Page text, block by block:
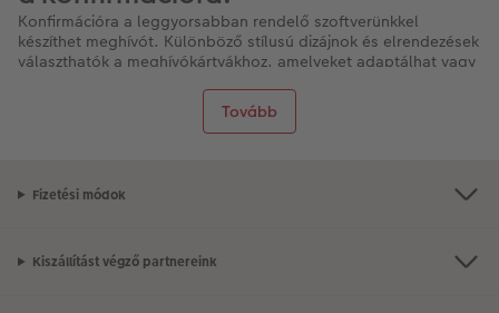
Tovább
Konfirmációra a leggyorsabban rendelő szoftverünkkel
készíthet meghívót. Különböző stílusú dizájnok és elrendezések
választhatók a meghívókártyákhoz, amelyeket adaptálhat vagy
gyermek vagy felnőtt fényképe teszi sablonunkat egyedivé.
Így tervezhet néhány lépésben
Nyissa meg online a CEWE rendelőfelületét, vagy töltse
A szerkesztőablakban egyszerre tekinthet át mindent: a
Fizetési módok
Kiszállítást végző partnereink